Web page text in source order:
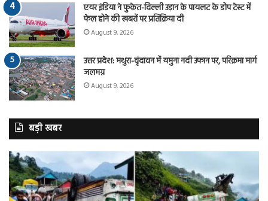
एयर इंडिया ने फुकेत-दिल्ली उड़ान के पायलट के डोप टेस्ट में
फेल होने की खबरों पर प्रतिक्रिया दी
August 9, 2026
उत्तर प्रदेश: मथुरा-वृंदावन में यमुना नदी उफान पर, परिक्रमा मार्ग
जलमग्न
August 9, 2026
बड़ी खबर